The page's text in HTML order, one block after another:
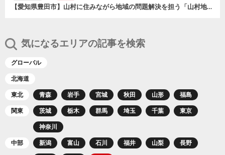
【愛知県豊田市】山村に住みながら地域の問題解決を担う「山村地域在住職員」を募集しています！
気になるエリアの記事を検索
グローバル
北海道
東北 青森 岩手 宮城 秋田 山形 福島
関東 茨城 栃木 群馬 埼玉 千葉 東京
神奈川
中部 新潟 富山 石川 福井 山梨 長野